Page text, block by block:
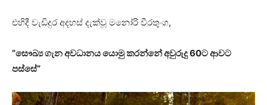
එහිදී වැඩිදුර අදහස් දැක්වූ මනෝරි වීරතුංග,
”සෞඛ්‍ය ගැන අවධානය යොමු කරන්නේ අවුරුදු 60ට ආවට
පස්සේ”